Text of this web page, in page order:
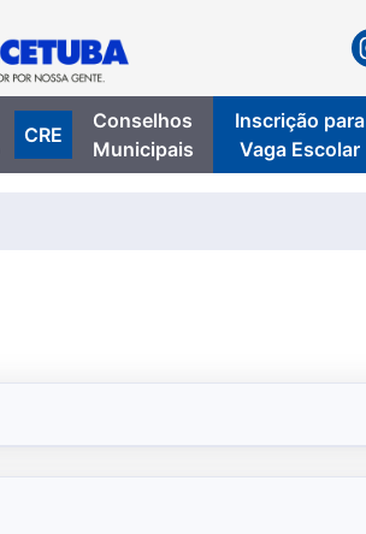
CRE
Conselhos
Municipais
Inscrição para
Vaga Escolar